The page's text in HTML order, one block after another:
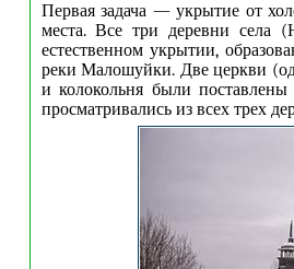
Первая задача — укрытие от
места. Все три деревни села
естественном укрытии,
реки Малошуйки. Две церкви
и колокольня были
просматривались из всех трех